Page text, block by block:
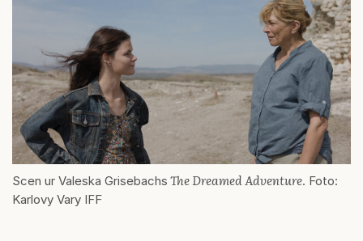
Scen ur Valeska Grisebachs The Dreamed Adventure. Foto:
Karlovy Vary IFF